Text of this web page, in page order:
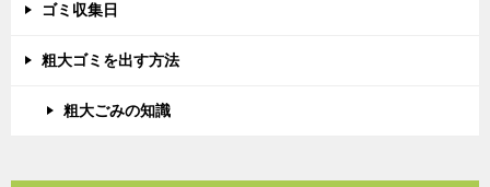
ゴミ収集日
粗大ゴミを出す方法
粗大ごみの知識